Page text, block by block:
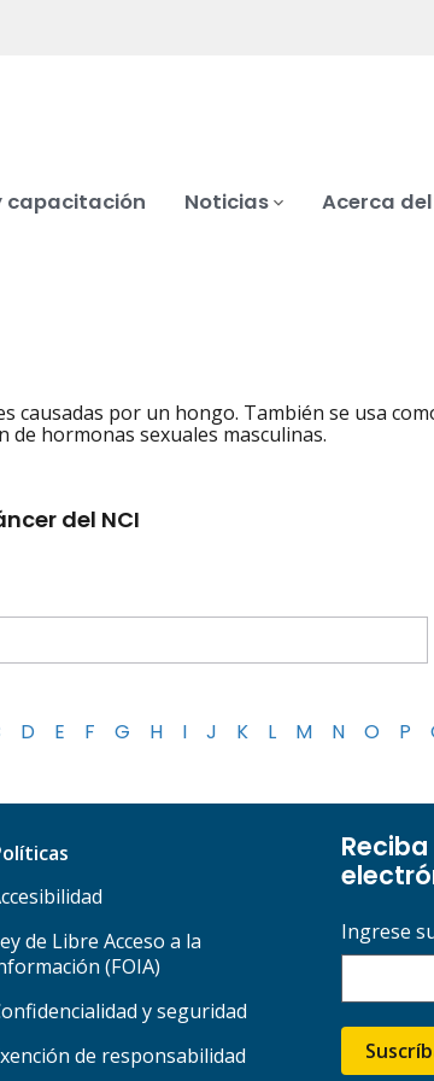
capacitación Noticias Acerca del
causadas por un hongo. También se usa
hormonas sexuales masculinas.
del NCI
D E F G H I J K L M N O P
de Libre Acceso a la
(FOIA)
y seguridad
de responsabilidad
Ingrese